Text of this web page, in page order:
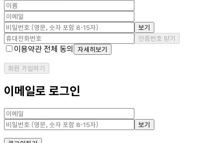
보기
인증번호 받기
이용약관 전체 동의 자세히보기
회원 가입하기
이메일로 로그인
보기